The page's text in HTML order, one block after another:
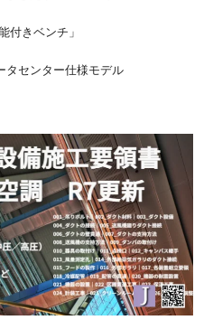
付きベンチ」
タセンター仕様モデル